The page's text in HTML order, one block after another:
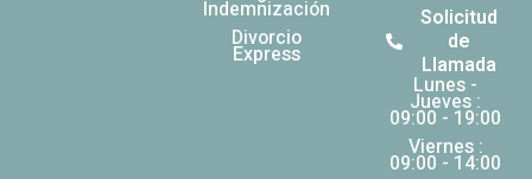
Indemnización
Divorcio
Express
Solicitud
de
Llamada
Lunes -
Jueves :
09:00 - 19:00
Viernes :
09:00 - 14:00